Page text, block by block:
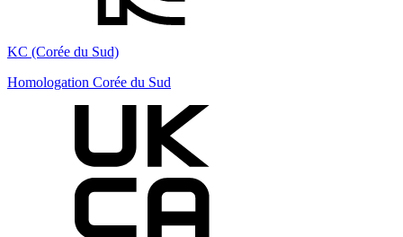
KC (Corée du Sud)
Homologation Corée du Sud